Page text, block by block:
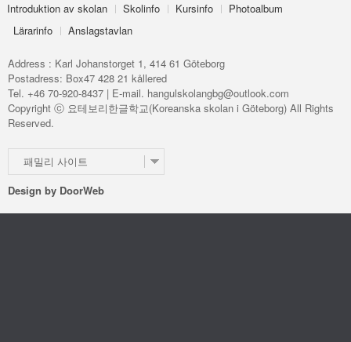
Introduktion av skolan Skolinfo Kursinfo
Photoalbum
Lärarinfo
Anslagstavlan
Address : Karl Johanstorget 1, 414 61 Göteborg
Postadress: Box47 428 21 kållered
Tel. +46 70-920-8437 | E-mail. hangulskolangbg@outlook.com
Copyright ⓒ 요테보리한글학교(Koreanska skolan i Göteborg) All Rights
Reserved.
패밀리 사이트
Design by DoorWeb